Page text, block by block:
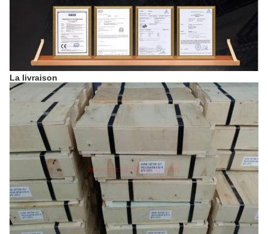
La livraison